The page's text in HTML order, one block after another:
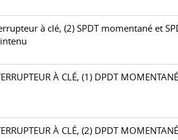
à clé, (2) SPDT momentané et
À CLÉ, (1) DPDT MOMENTANÉ
À CLÉ, (2) DPDT